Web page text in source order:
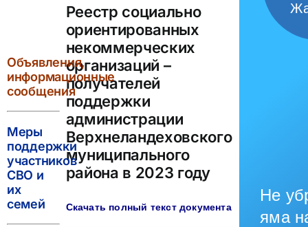
Реестр социально
ориентированных
некоммерческих
организаций –
получателей
поддержки
администрации
Верхнеландеховского
муниципального
района в 2023 году
Скачать полный текст документа
Объявления,
информационные
сообщения
Меры
поддержки
участников
СВО и
их
семей
Не
яма